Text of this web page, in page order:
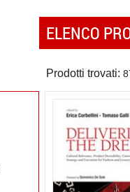
ELENCO
Prodotti trovati: